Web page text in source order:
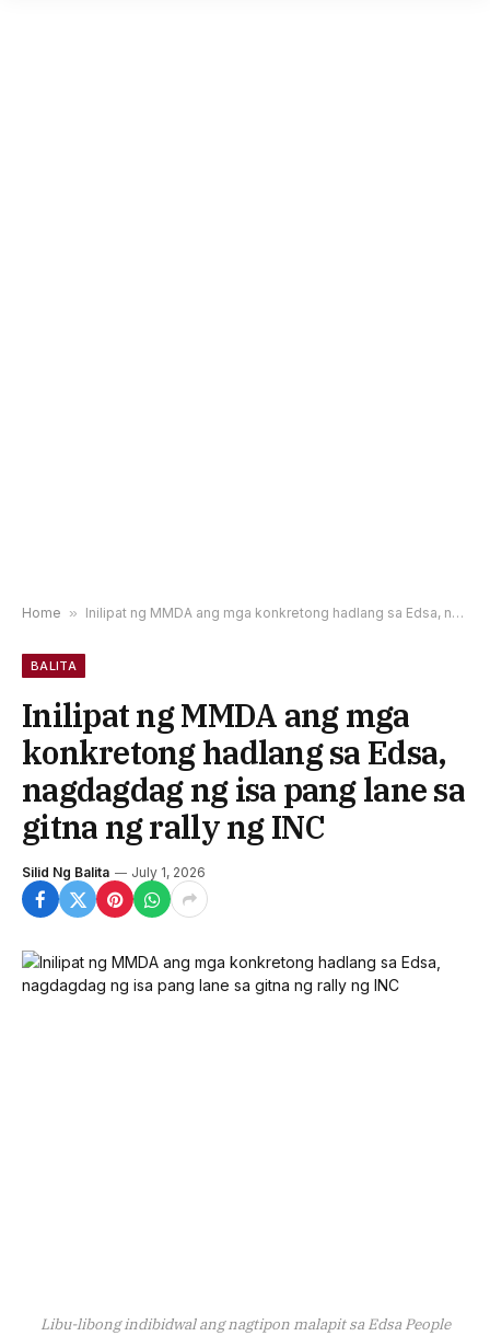
Home » Inilipat ng MMDA ang mga konkretong hadlang sa Edsa, nagdagdag ng isa pang lane sa gitna ng rally ng INC
BALITA
Inilipat ng MMDA ang mga
konkretong hadlang sa Edsa,
nagdagdag ng isa pang lane sa
gitna ng rally ng INC
Silid Ng Balita July 1, 2026
Libu-libong indibidwal ang nagtipon malapit sa Edsa People